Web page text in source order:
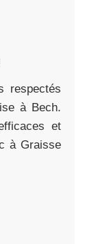
respectés
à Bech.
et
à Graisse